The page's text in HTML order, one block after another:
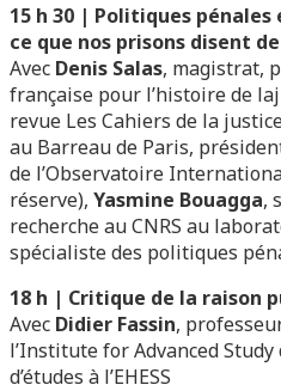
15 h 30 | Politiques
ce que nos prisons disent
Avec Denis Salas, magistrat,
française pour l’histoire de
revue Les Cahiers de la
au Barreau de Paris,
de l’Observatoire
réserve), Yasmine Bouagga,
recherche au CNRS au
spécialiste des politiques
18 h | Critique de la raison
Avec Didier Fassin,
l’Institute for Advanced
d’études à l’EHESS